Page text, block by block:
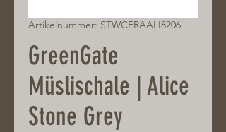
Artikelnummer: STWCERAALI8206
GreenGate
Müslischale | Alice
Stone Grey